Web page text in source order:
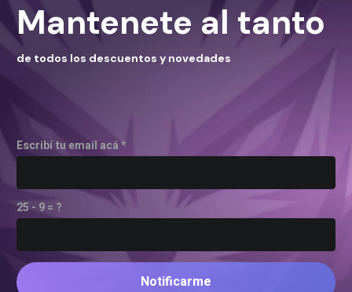
Mantenete al tanto
de todos los descuentos y novedades
Escribí tu email acá *
25 - 9 = ?
Notificarme